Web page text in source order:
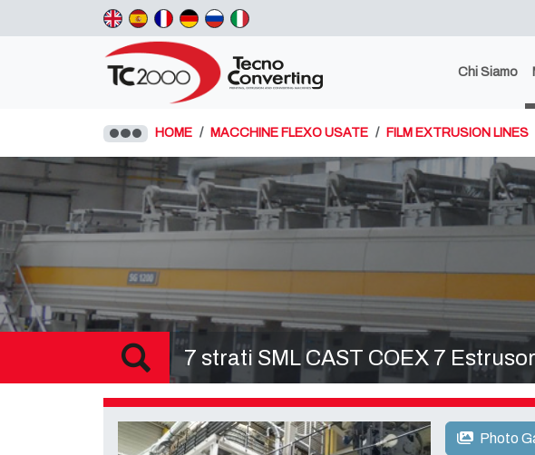
Chi Siamo
HOME MACCHINE FLEXO USATE FILM EXTRUSION LINES
7 strati SML CAST COEX 7
Photo